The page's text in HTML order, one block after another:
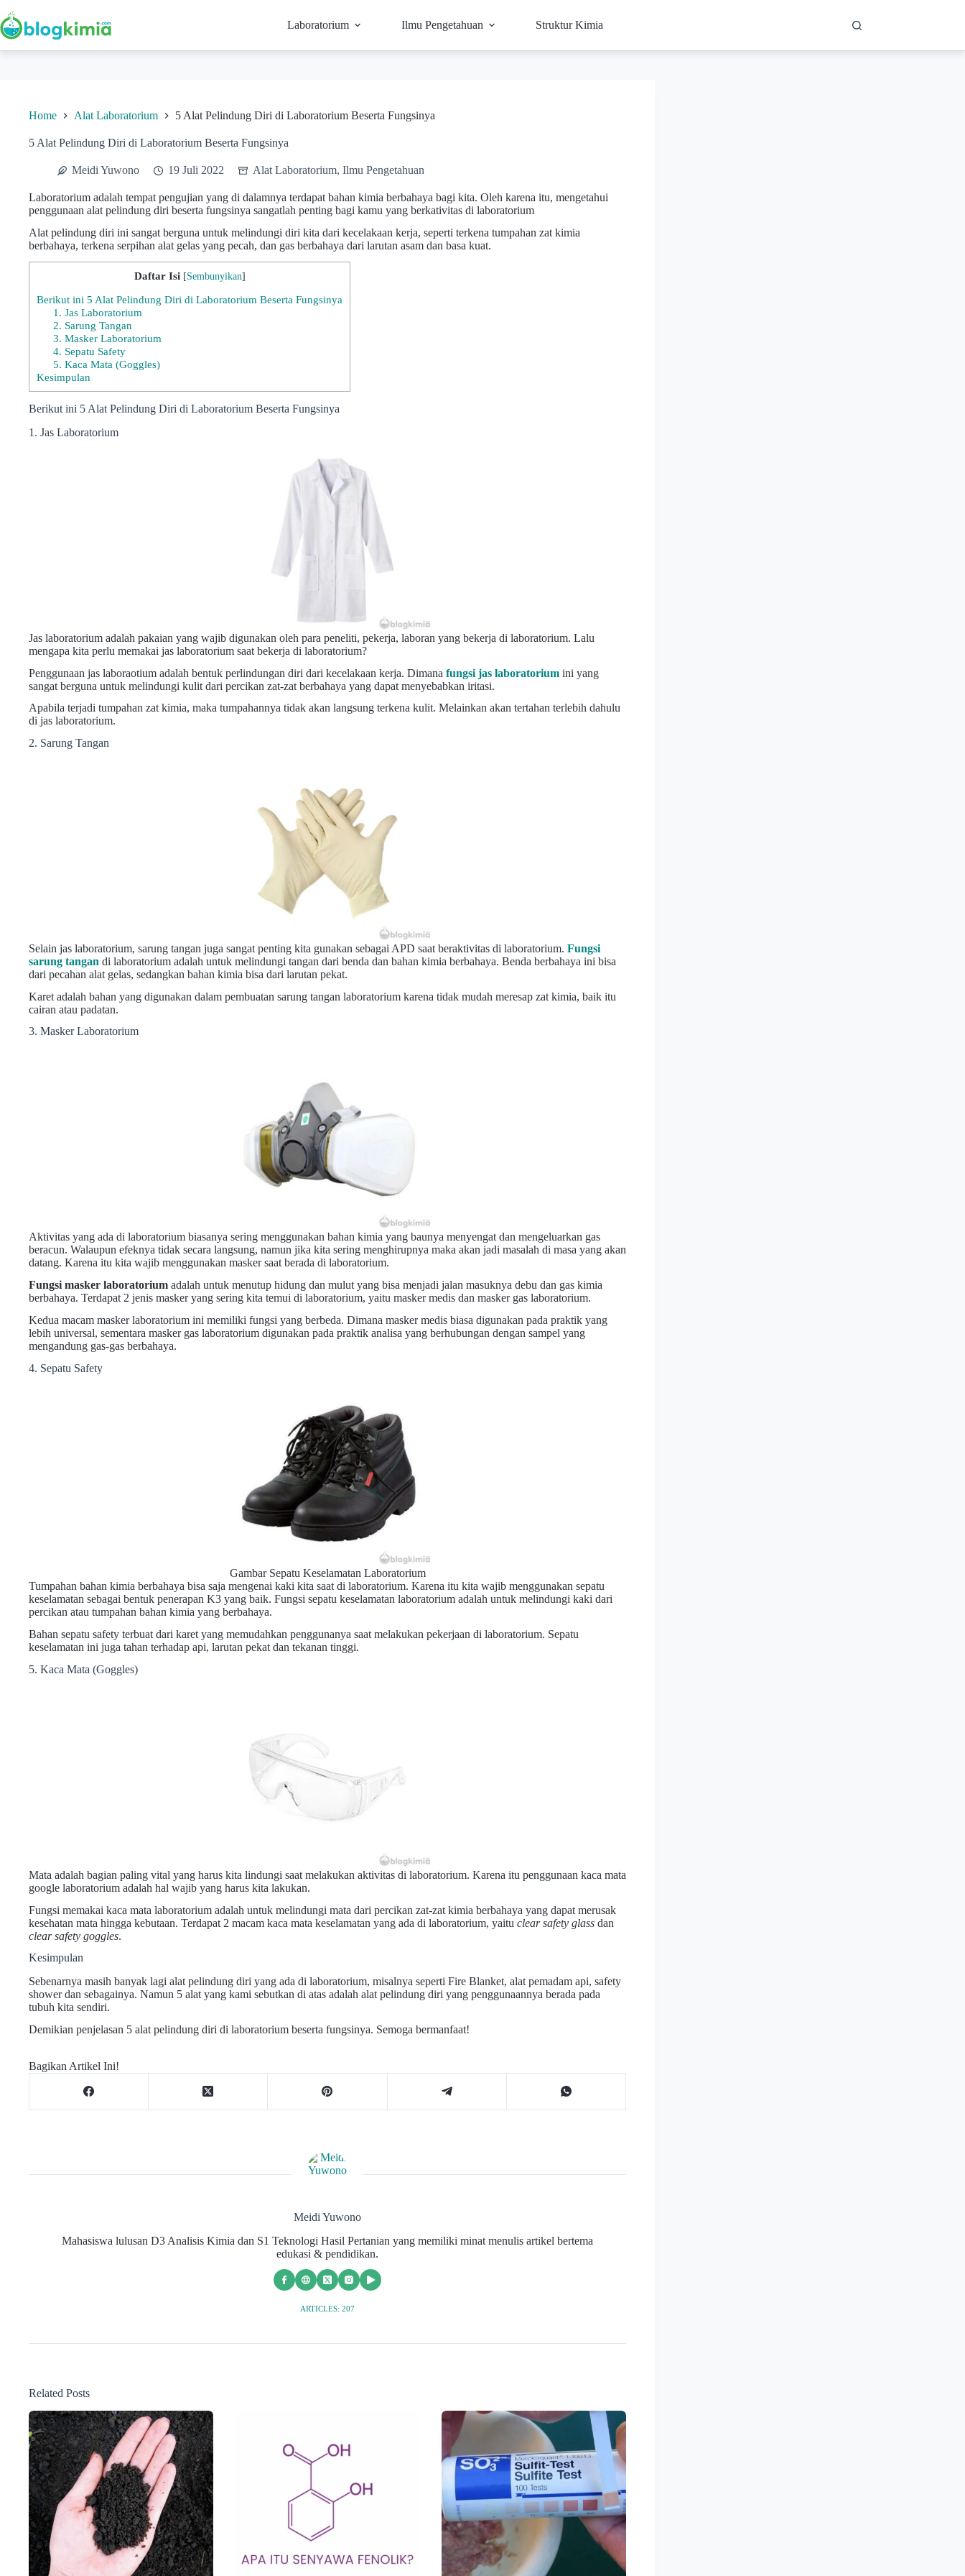
to
content
Laboratorium Ilmu Pengetahuan Struktur Kimia
Home Alat Laboratorium 5 Alat Pelindung Diri di Laboratorium Beserta Fungsinya
5 Alat Pelindung Diri di Laboratorium Beserta Fungsinya
Meidi Yuwono 19 Juli 2022 Alat Laboratorium, Ilmu Pengetahuan
Laboratorium adalah tempat pengujian yang di dalamnya terdapat bahan kimia berbahaya bagi kita. Oleh karena itu, mengetahui
penggunaan alat pelindung diri beserta fungsinya sangatlah penting bagi kamu yang berkativitas di laboratorium
Alat pelindung diri ini sangat berguna untuk melindungi diri kita dari kecelakaan kerja, seperti terkena tumpahan zat kimia
berbahaya, terkena serpihan alat gelas yang pecah, dan gas berbahaya dari larutan asam dan basa kuat.
Daftar Isi [Sembunyikan]
Berikut ini 5 Alat Pelindung Diri di Laboratorium Beserta Fungsinya
1. Jas Laboratorium
2. Sarung Tangan
3. Masker Laboratorium
4. Sepatu Safety
5. Kaca Mata (Goggles)
Kesimpulan
Berikut ini 5 Alat Pelindung Diri di Laboratorium Beserta Fungsinya
1. Jas Laboratorium
Jas laboratorium adalah pakaian yang wajib digunakan oleh para peneliti, pekerja, laboran yang bekerja di laboratorium. Lalu
mengapa kita perlu memakai jas laboratorium saat bekerja di laboratorium?
Penggunaan jas laboraotium adalah bentuk perlindungan diri dari kecelakaan kerja. Dimana fungsi jas laboratorium ini yang
sangat berguna untuk melindungi kulit dari percikan zat-zat berbahaya yang dapat menyebabkan iritasi.
Apabila terjadi tumpahan zat kimia, maka tumpahannya tidak akan langsung terkena kulit. Melainkan akan tertahan terlebih dahulu
di jas laboratorium.
2. Sarung Tangan
Selain jas laboratorium, sarung tangan juga sangat penting kita gunakan sebagai APD saat beraktivitas di laboratorium. Fungsi
sarung tangan di laboratorium adalah untuk melindungi tangan dari benda dan bahan kimia berbahaya. Benda berbahaya ini bisa
dari pecahan alat gelas, sedangkan bahan kimia bisa dari larutan pekat.
Karet adalah bahan yang digunakan dalam pembuatan sarung tangan laboratorium karena tidak mudah meresap zat kimia, baik itu
cairan atau padatan.
3. Masker Laboratorium
Aktivitas yang ada di laboratorium biasanya sering menggunakan bahan kimia yang baunya menyengat dan mengeluarkan gas
beracun. Walaupun efeknya tidak secara langsung, namun jika kita sering menghirupnya maka akan jadi masalah di masa yang akan
datang. Karena itu kita wajib menggunakan masker saat berada di laboratorium.
Fungsi masker laboratorium adalah untuk menutup hidung dan mulut yang bisa menjadi jalan masuknya debu dan gas kimia
berbahaya. Terdapat 2 jenis masker yang sering kita temui di laboratorium, yaitu masker medis dan masker gas laboratorium.
Kedua macam masker laboratorium ini memiliki fungsi yang berbeda. Dimana masker medis biasa digunakan pada praktik yang
lebih universal, sementara masker gas laboratorium digunakan pada praktik analisa yang berhubungan dengan sampel yang
mengandung gas-gas berbahaya.
4. Sepatu Safety
Gambar Sepatu Keselamatan Laboratorium
Tumpahan bahan kimia berbahaya bisa saja mengenai kaki kita saat di laboratorium. Karena itu kita wajib menggunakan sepatu
keselamatan sebagai bentuk penerapan K3 yang baik. Fungsi sepatu keselamatan laboratorium adalah untuk melindungi kaki dari
percikan atau tumpahan bahan kimia yang berbahaya.
Bahan sepatu safety terbuat dari karet yang memudahkan penggunanya saat melakukan pekerjaan di laboratorium. Sepatu
keselamatan ini juga tahan terhadap api, larutan pekat dan tekanan tinggi.
5. Kaca Mata (Goggles)
Mata adalah bagian paling vital yang harus kita lindungi saat melakukan aktivitas di laboratorium. Karena itu penggunaan kaca mata
google laboratorium adalah hal wajib yang harus kita lakukan.
Fungsi memakai kaca mata laboratorium adalah untuk melindungi mata dari percikan zat-zat kimia berbahaya yang dapat merusak
kesehatan mata hingga kebutaan. Terdapat 2 macam kaca mata keselamatan yang ada di laboratorium, yaitu clear safety glass dan
clear safety goggles.
Kesimpulan
Sebenarnya masih banyak lagi alat pelindung diri yang ada di laboratorium, misalnya seperti Fire Blanket, alat pemadam api, safety
shower dan sebagainya. Namun 5 alat yang kami sebutkan di atas adalah alat pelindung diri yang penggunaannya berada pada
tubuh kita sendiri.
Demikian penjelasan 5 alat pelindung diri di laboratorium beserta fungsinya. Semoga bermanfaat!
Bagikan Artikel Ini!
Meidi Yuwono
Mahasiswa lulusan D3 Analisis Kimia dan S1 Teknologi Hasil Pertanian yang memiliki minat menulis artikel bertema
edukasi & pendidikan.
ARTICLES: 207
Related Posts